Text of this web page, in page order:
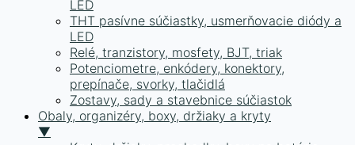
LED
THT pasívne súčiastky, usmerňovacie diódy a
LED
Relé, tranzistory, mosfety, BJT, triak
Potenciometre, enkódery, konektory,
prepínače, svorky, tlačidlá
Zostavy, sady a stavebnice súčiastok
Obaly, organizéry, boxy, držiaky a kryty
▼